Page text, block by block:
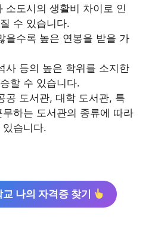
소도시의 생활비 차이로 인
수 있습니다.
을수록 높은 연봉을 받을 가
사 등의 높은 학위를 소지한
할 수 있습니다.
공 도서관, 대학 도서관, 특
하는 도서관의 종류에 따라
습니다.
나의 자격증 찾기